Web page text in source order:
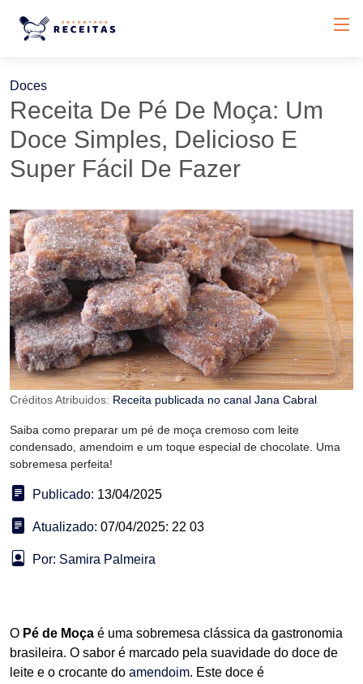
Doces
Receita De Pé De Moça: Um
Doce Simples, Delicioso E
Super Fácil De Fazer
Créditos Atribuidos: Receita publicada no canal Jana Cabral
Saiba como preparar um pé de moça cremoso com leite
condensado, amendoim e um toque especial de chocolate. Uma
sobremesa perfeita!
Publicado: 13/04/2025
Atualizado: 07/04/2025: 22 03
Por: Samira Palmeira
O Pé de Moça é uma sobremesa clássica da gastronomia
brasileira. O sabor é marcado pela suavidade do doce de
leite e o crocante do amendoim. Este doce é